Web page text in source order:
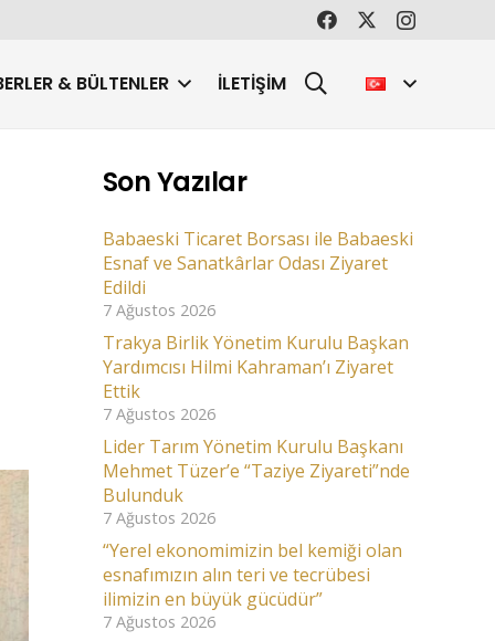
& BÜLTENLER İLETIŞIM
Son Yazılar
Babaeski Ticaret Borsası ile Babaeski
Esnaf ve Sanatkârlar Odası Ziyaret
Edildi
7 Ağustos 2026
Trakya Birlik Yönetim Kurulu Başkan
Yardımcısı Hilmi Kahraman’ı Ziyaret
Ettik
7 Ağustos 2026
Lider Tarım Yönetim Kurulu Başkanı
Mehmet Tüzer’e “Taziye Ziyareti”nde
Bulunduk
7 Ağustos 2026
“Yerel ekonomimizin bel kemiği olan
esnafımızın alın teri ve tecrübesi
ilimizin en büyük gücüdür”
7 Ağustos 2026